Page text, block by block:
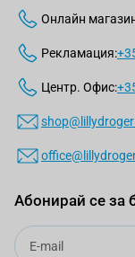
Онлайн
Рекламация:
Центр. Офис:
Абонирай се за
Email